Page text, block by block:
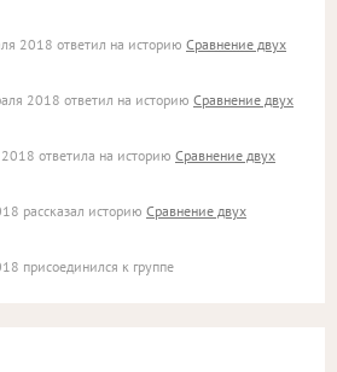
2018 ответил на историю Сравнение двух
2018 ответил на историю Сравнение двух
ответила на историю Сравнение двух
рассказал историю Сравнение двух
присоединился к группе